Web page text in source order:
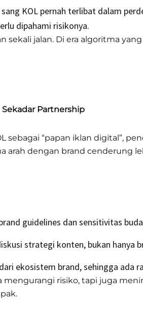
sang KOL pernah terlibat dalam
dipahami risikonya.
sekali jalan. Di era algoritma
Partnership
sebagai “papan iklan digital”,
arah dengan brand cenderung
guidelines dan sensitivitas
strategi konten, bukan hanya
ekosistem brand, sehingga ada
mengurangi risiko, tapi juga